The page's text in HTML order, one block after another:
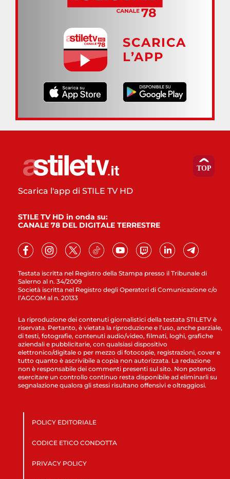
SCARICA
L’APP
Testata iscritta nel Registro della Stampa presso il Tribunale di
Salerno al n. 34/2009
Società iscritta nel Registro degli Operatori di Comunicazione c/o
l’AGCOM al n. 20133
Scarica l'app di STILE TV HD
STILE TV HD in onda su:
CANALE 78 DEL DIGITALE TERRESTRE
La riproduzione dei contenuti giornalistici della testata STILETV è
riservata. Pertanto, è vietata la riproduzione e l’uso, anche parziale,
di testi, fotografie, contenuti audio/video, filmati, loghi, grafiche
aziendali e pubblicitarie, con qualsiasi dispositivo
elettronico/digitale o per mezzo di fotocopie, registrazioni, cover e
tutto quanto è ascrivibile a copia non autorizzata. La redazione
non è responsabile dei commenti presenti sul sito. Non potendo
esercitare un controllo continuo resta disponibile ad eliminarli su
segnalazione qualora gli stessi risultano offensivi e oltraggiosi.
POLICY EDITORIALE
CODICE ETICO CONDOTTA
PRIVACY POLICY